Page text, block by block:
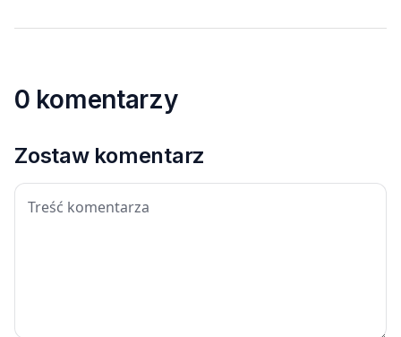
0 komentarzy
Zostaw komentarz